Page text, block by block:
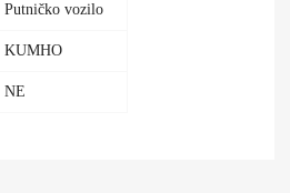
Putničko vozilo
KUMHO
NE